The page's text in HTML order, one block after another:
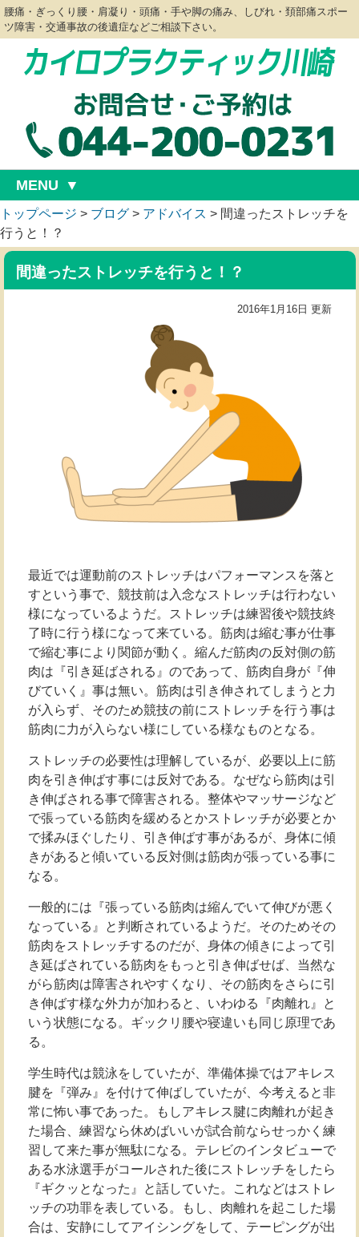
腰痛・ぎっくり腰・肩凝り・頭痛・手や脚の痛み、しびれ・頚部痛スポー
ツ障害・交通事故の後遺症などご相談下さい。
MENU
トップページ > ブログ > アドバイス > 間違ったストレッチを
行うと！？
間違ったストレッチを行うと！？
2016年1月16日 更新
最近では運動前のストレッチはパフォーマンスを落と
すという事で、競技前は入念なストレッチは行わない
様になっているようだ。ストレッチは練習後や競技終
了時に行う様になって来ている。筋肉は縮む事が仕事
で縮む事により関節が動く。縮んだ筋肉の反対側の筋
肉は『引き延ばされる』のであって、筋肉自身が『伸
びていく』事は無い。筋肉は引き伸されてしまうと力
が入らず、そのため競技の前にストレッチを行う事は
筋肉に力が入らない様にしている様なものとなる。
ストレッチの必要性は理解しているが、必要以上に筋
肉を引き伸ばす事には反対である。なぜなら筋肉は引
き伸ばされる事で障害される。整体やマッサージなど
で張っている筋肉を緩めるとかストレッチが必要とか
で揉みほぐしたり、引き伸ばす事があるが、身体に傾
きがあると傾いている反対側は筋肉が張っている事に
なる。
一般的には『張っている筋肉は縮んでいて伸びが悪く
なっている』と判断されているようだ。そのためその
筋肉をストレッチするのだが、身体の傾きによって引
き延ばされている筋肉をもっと引き伸ばせば、当然な
がら筋肉は障害されやすくなり、その筋肉をさらに引
き伸ばす様な外力が加わると、いわゆる『肉離れ』と
いう状態になる。ギックリ腰や寝違いも同じ原理であ
る。
学生時代は競泳をしていたが、準備体操ではアキレス
腱を『弾み』を付けて伸ばしていたが、今考えると非
常に怖い事であった。もしアキレス腱に肉離れが起き
た場合、練習なら休めばいいが試合前ならせっかく練
習して来た事が無駄になる。テレビのインタビューで
ある水泳選手がコールされた後にストレッチをしたら
『ギクッとなった』と話していた。これなどはストレ
ッチの功罪を表している。もし、肉離れを起こした場
合は、安静にしてアイシングをして、テーピングが出